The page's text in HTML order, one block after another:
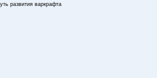
развития варкрафта